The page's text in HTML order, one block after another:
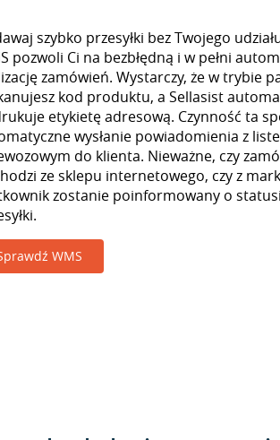
szybko przesyłki bez Twojego
pozwoli Ci na bezbłędną i w pełni
zamówień. Wystarczy, że w trybie
kod produktu, a Sellasist
etykietę adresową. Czynność ta
wysłanie powiadomienia z
do klienta. Nieważne, czy
ze sklepu internetowego, czy z
zostanie poinformowany o
WMS